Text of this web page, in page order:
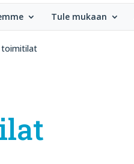
Tule mukaan
toimitilat